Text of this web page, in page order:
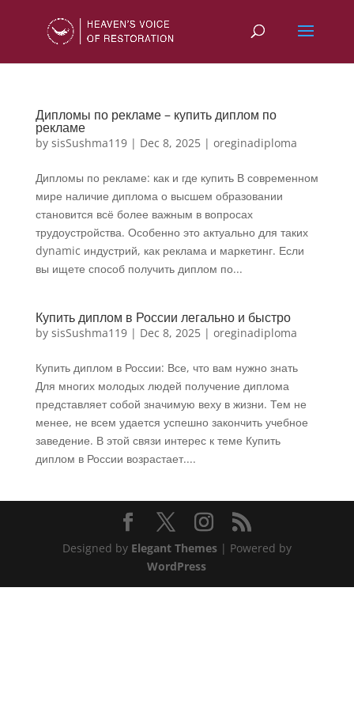
Дипломы по рекламе – купить диплом по
рекламе
by sisSushma119| Dec 8, 2025| oreginadiploma
Дипломы по рекламе: как и где купить В современном
мире наличие диплома о высшем образовании
становится всё более важным в вопросах
трудоустройства. Особенно это актуально для таких
dynamic индустрий, как реклама и маркетинг. Если
вы ищете способ получить диплом по...
Купить диплом в России легально и быстро
by sisSushma119| Dec 8, 2025| oreginadiploma
Купить диплом в России: Все, что вам нужно знать
Для многих молодых людей получение диплома
представляет собой значимую веху в жизни. Тем не
менее, не всем удается успешно закончить учебное
заведение. В этой связи интерес к теме Купить
диплом в России возрастает....
Designed by Elegant Themes| Powered by
WordPress